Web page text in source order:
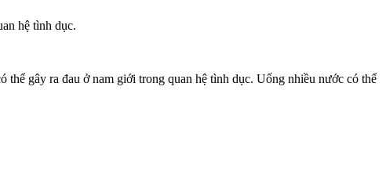
hệ tình dục.
gây ra đau ở nam giới trong quan hệ tình dục. Uống nhiều nước có thể